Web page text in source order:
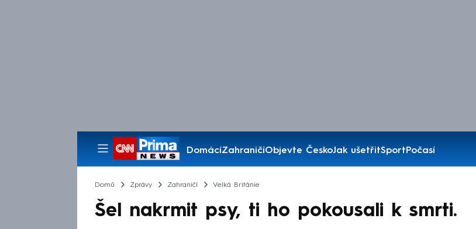
DomácíZahraničíObjevte ČeskoJak ušetřitSportPočasí
Pořady
Domů Zprávy Zahraničí Velká Británie
Šel nakrmit psy, ti ho pokousali k smrti.